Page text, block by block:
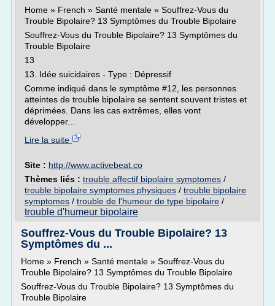
Home » French » Santé mentale » Souffrez-Vous du
Trouble Bipolaire? 13 Symptômes du Trouble Bipolaire
Souffrez-Vous du Trouble Bipolaire? 13 Symptômes du
Trouble Bipolaire
13
13. Idée suicidaires - Type : Dépressif
Comme indiqué dans le symptôme #12, les personnes
atteintes de trouble bipolaire se sentent souvent tristes et
déprimées. Dans les cas extrêmes, elles vont
développer...
Lire la suite
Site : http://www.activebeat.co
Thèmes liés : trouble affectif bipolaire symptomes /
trouble bipolaire symptomes physiques / trouble bipolaire
symptomes / trouble de l'humeur de type bipolaire /
trouble d'humeur bipolaire
Souffrez-Vous du Trouble Bipolaire? 13
Symptômes du ...
Home » French » Santé mentale » Souffrez-Vous du
Trouble Bipolaire? 13 Symptômes du Trouble Bipolaire
Souffrez-Vous du Trouble Bipolaire? 13 Symptômes du
Trouble Bipolaire